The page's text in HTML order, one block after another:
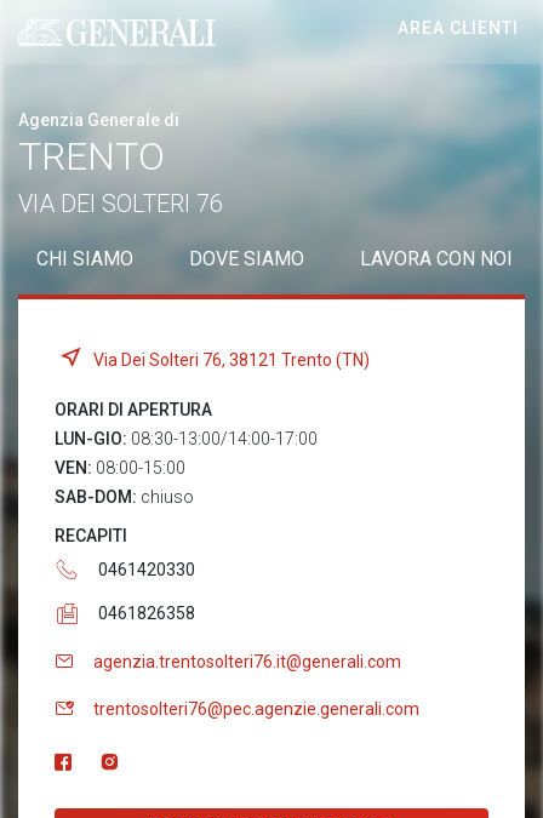
Generali logo
AREA CLIENTI
Agenzia Generale di
TRENTO
VIA DEI SOLTERI 76
CHI SIAMO DOVE SIAMO LAVORA CON NOI
Via Dei Solteri 76, 38121 Trento (TN)
ORARI DI APERTURA
LUN-GIO: 08:30-13:00/14:00-17:00
VEN: 08:00-15:00
SAB-DOM: chiuso
RECAPITI
0461420330
0461826358
agenzia.trentosolteri76.it@generali.com
trentosolteri76@pec.agenzie.generali.com